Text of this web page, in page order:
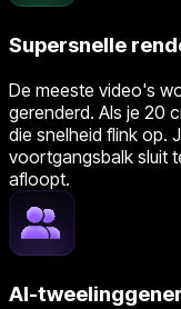
Supersnelle
De meeste video's
gerenderd. Als je 20
die snelheid flink op.
voortgangsbalk sluit
afloopt.
AI-